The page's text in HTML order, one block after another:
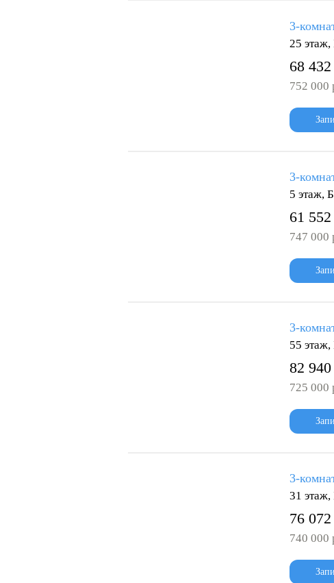
3-
25
68
752 000
3-
5 этаж,
61
747 000
3-
55
82
725 000
3-
31
76
740 000